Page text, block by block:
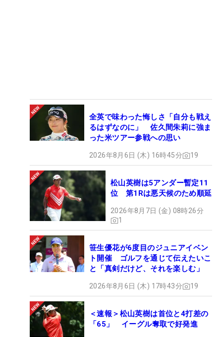
全英で味わった悔しさ「自分も戦え
るはずなのに」 佐久間朱莉に強ま
った米ツアー参戦への思い
2026年8月6日 (木) 16時45分 19
松山英樹は5アンダー暫定11
位 第1Rは悪天候のため順延
2026年8月7日 (金) 08時26分
1
笹生優花が6度目のジュニアイベン
ト開催 ゴルフを通じて伝えたいこ
と「真剣だけど、それを楽しむ」
2026年8月6日 (木) 17時43分 19
＜速報＞松山英樹は首位と4打差の
「65」 イーグル奪取で好発進